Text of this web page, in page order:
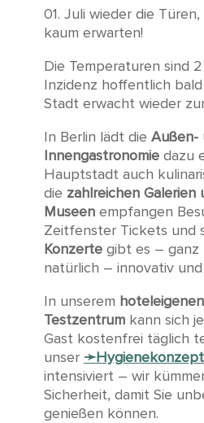
01. Juli wieder die
kaum erwarten!
Die Temperaturen sind
Inzidenz hoffentlich
Stadt erwacht wieder
In Berlin lädt die Außen-
Innengastronomie dazu
Hauptstadt auch
die zahlreichen Galerien
Museen empfangen
Zeitfenster Tickets und
Konzerte gibt es – ganz
natürlich – innovativ
In unserem hoteleigenen
Testzentrum kann sich
Gast kostenfrei täglich
unser ➛Hygienekonzept
intensiviert – wir
Sicherheit, damit Sie
genießen können.